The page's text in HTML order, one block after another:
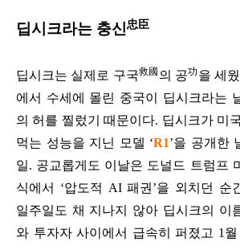
딥시크라는 충신忠臣
딥시크는 실제로 구국救國 의 공功 을 세
에서 수세에 몰린 중국이 딥시크라는
의 허를 찔렀기 때문이다. 딥시크가 미
먹는 성능을 지닌 모델 ‘R1’을 공개한
일. 공교롭게도 이날은 도널드 트럼프
식에서 ‘압도적 AI 패권’을 외치던 순
일주일도 채 지나지 않아 딥시크의 이
와 투자자 사이에서 급속히 퍼졌고 1월